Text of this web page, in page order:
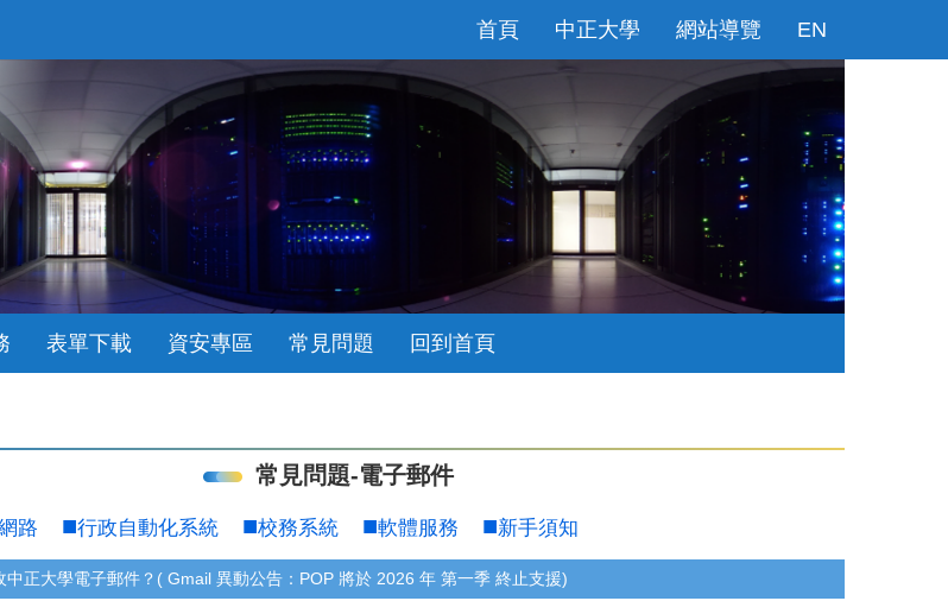
首頁 中正大學 網站導覽 EN
表單下載 資安專區 常見問題 回到首頁
常見問題-電子郵件
路 行政自動化系統 校務系統 軟體服務 新手須知
正大學電子郵件？( Gmail 異動公告：POP 將於 2026 年 第一季 終止支援)